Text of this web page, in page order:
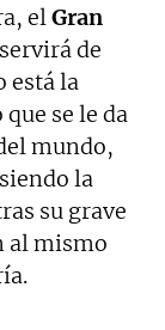
elGran
de
está la
se le da
mundo,
la
su grave
al mismo